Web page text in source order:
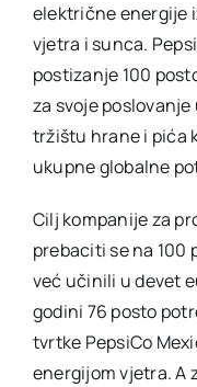
električne energije
vjetra i sunca.
postizanje 100
za svoje
tržištu hrane i pića
ukupne globalne
Cilj kompanije za
prebaciti se na 100
već učinili u devet
godini 76 posto
tvrtke PepsiCo
energijom vjetra. A